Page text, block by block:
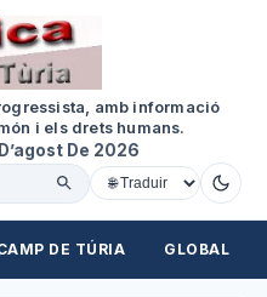
amb informació
i els drets humans.
De 2026
DE TÚRIA GLOBAL